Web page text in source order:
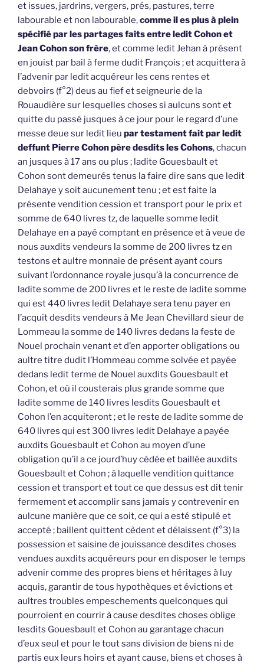
et issues, jardrins, vergers, prés, pastures, terre
labourable et non labourable,comme il es plus à plein
spécifié par les partages faits entre ledit Cohon et
Jean Cohon son frère, et comme ledit Jehan à présent
en jouist par bail à ferme dudit François ; et acquittera à
l’advenir par ledit acquéreur les cens rentes et
debvoirs (f°2) deus au fief et seigneurie de la
Rouaudière sur lesquelles choses si aulcuns sont et
quitte du passé jusques à ce jour pour le regard d’une
messe deue sur ledit lieu par testament fait par ledit
deffunt Pierre Cohon père desdits les Cohons, chacun
an jusques à 17 ans ou plus ; ladite Gouesbault et
Cohon sont demeurés tenus la faire dire sans que ledit
Delahaye y soit aucunement tenu ; et est faite la
présente vendition cession et transport pour le prix et
somme de 640 livres tz, de laquelle somme ledit
Delahaye en a payé comptant en présence et à veue de
nous auxdits vendeurs la somme de 200 livres tz en
testons et aultre monnaie de présent ayant cours
suivant l’ordonnance royale jusqu’à la concurrence de
ladite somme de 200 livres et le reste de ladite somme
qui est 440 livres ledit Delahaye sera tenu payer en
l’acquit desdits vendeurs à Me Jean Chevillard sieur de
Lommeau la somme de 140 livres dedans la feste de
Nouel prochain venant et d’en apporter obligations ou
aultre titre dudit l’Hommeau comme solvée et payée
dedans ledit terme de Nouel auxdits Gouesbault et
Cohon, et où il cousterais plus grande somme que
ladite somme de 140 livres lesdits Gouesbault et
Cohon l’en acquiteront ; et le reste de ladite somme de
640 livres qui est 300 livres ledit Delahaye a payée
auxdits Gouesbault et Cohon au moyen d’une
obligation qu’il a ce jourd’huy cédée et baillée auxdits
Gouesbault et Cohon ; à laquelle vendition quittance
cession et transport et tout ce que dessus est dit tenir
fermement et accomplir sans jamais y contrevenir en
aulcune manière que ce soit, ce qui a esté stipulé et
accepté ; baillent quittent cèdent et délaissent (f°3) la
possession et saisine de jouissance desdites choses
vendues auxdits acquéreurs pour en disposer le temps
advenir comme des propres biens et héritages à luy
acquis, garantir de tous hypothèques et évictions et
aultres troubles empeschements quelconques qui
pourroient en courrir à cause desdites choses oblige
lesdits Gouesbault et Cohon au garantage chacun
d’eux seul et pour le tout sans division de biens ni de
partis eux leurs hoirs et ayant cause, biens et choses à